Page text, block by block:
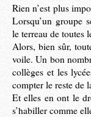
Rien n’est plus
Lorsqu’un groupe
le terreau de toutes
Alors, bien sûr,
voile. Un bon
collèges et les
compter le reste de
Et elles en ont le
s’habiller comme